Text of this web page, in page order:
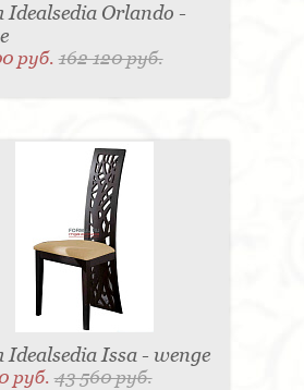
Orlando -
руб.162 120 руб.
Issa - wenge
руб.43 560 руб.